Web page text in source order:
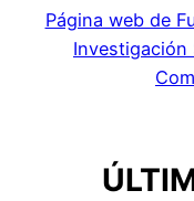
Página web de
Investigación